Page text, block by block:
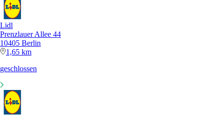
Lidl
Prenzlauer Allee 44
10405 Berlin
1,65 km
geschlossen